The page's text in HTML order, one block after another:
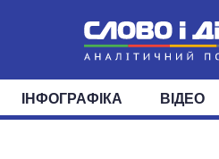
ІНФОГРАФІКА ВІДЕО